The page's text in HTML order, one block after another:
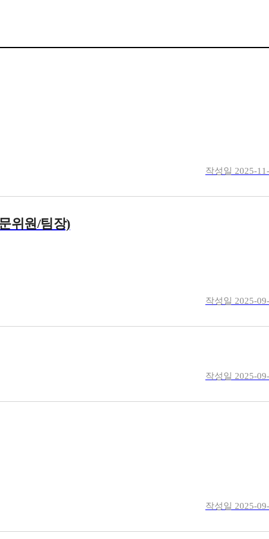
작성일 2025-
위원/팀장)
작성일 2025-
작성일 2025-
작성일 2025-